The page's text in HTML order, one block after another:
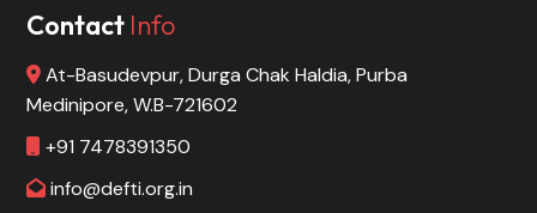
Contact Info
At-Basudevpur, Durga Chak Haldia, Purba
Medinipore, W.B-721602
+91 7478391350
info@defti.org.in